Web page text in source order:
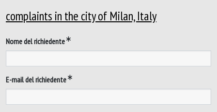
complaints in the city of Milan, Italy
Nome del richiedente
E-mail del richiedente